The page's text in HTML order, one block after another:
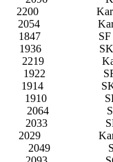
2200
2054
1847
1936
2219
1922
1914
1910
2064
2033
2049